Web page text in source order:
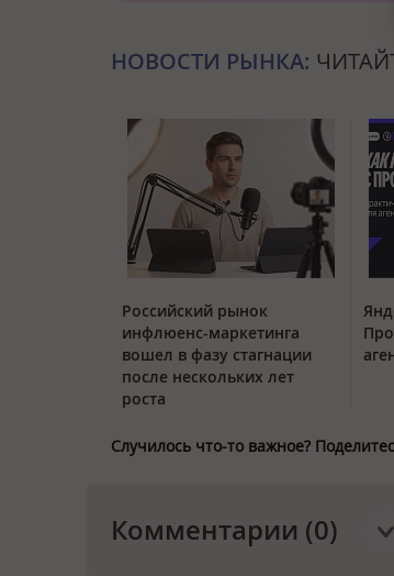
НОВОСТИ РЫНКА:
Российский рынок
инфлюенс-маркетинга
вошел в фазу стагнации
после нескольких лет
роста
Случилось что-то важное?
Комментарии (0)